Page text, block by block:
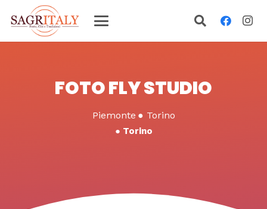
FOTO FLY STUDIO
Piemonte ● Torino
● Torino